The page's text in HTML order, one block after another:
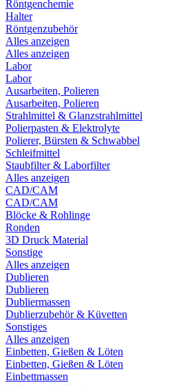
Röntgenchemie
Halter
Röntgenzubehör
Alles anzeigen
Alles anzeigen
Labor
Labor
Ausarbeiten, Polieren
Ausarbeiten, Polieren
Strahlmittel & Glanzstrahlmittel
Polierpasten & Elektrolyte
Polierer, Bürsten & Schwabbel
Schleifmittel
Staubfilter & Laborfilter
Alles anzeigen
CAD/CAM
CAD/CAM
Blöcke & Rohlinge
Ronden
3D Druck Material
Sonstige
Alles anzeigen
Dublieren
Dublieren
Dubliermassen
Dublierzubehör & Küvetten
Sonstiges
Alles anzeigen
Einbetten, Gießen & Löten
Einbetten, Gießen & Löten
Einbettmassen